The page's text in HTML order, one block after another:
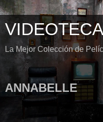
La Mejor Colección de
ANNABELLE